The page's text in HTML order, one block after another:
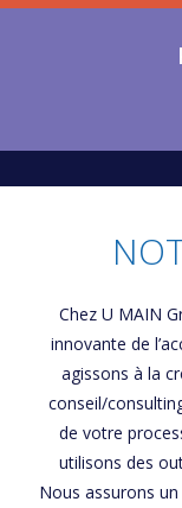
Chez U MAIN
innovante de
agissons à la
conseil/
de votre
utilisons des
Nous assurons